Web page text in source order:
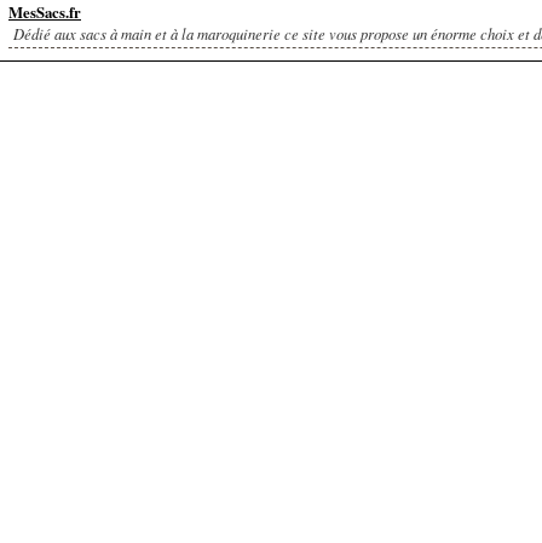
MesSacs.fr
Dédié aux sacs à main et à la maroquinerie ce site vous propose un énorme choix et